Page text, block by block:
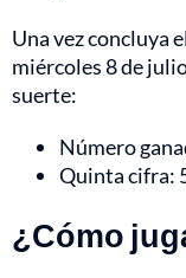
Una vez concluya
miércoles 8 de
suerte:
Número
Quinta cifra:
¿Cómo